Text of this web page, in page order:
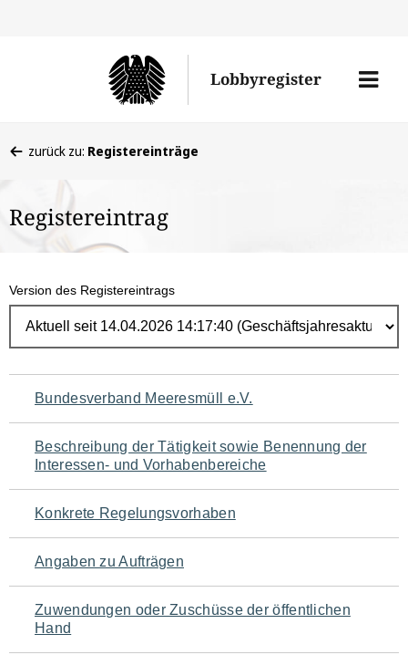
Lobbyregister
Menü
befinden
hier:
zurück zu: Registereinträge
Registereintrag
Version des Registereintrags
Navigation
für
den
Seiteninhalt
Bundesverband Meeresmüll e.V.
Beschreibung der Tätigkeit sowie Benennung der
Interessen- und Vorhabenbereiche
Konkrete Regelungsvorhaben
Angaben zu Aufträgen
Zuwendungen oder Zuschüsse der öffentlichen
Hand